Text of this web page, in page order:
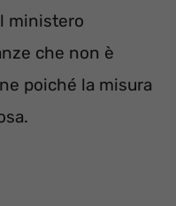
ministero
che non è
poiché la misura